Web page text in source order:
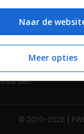
© 2010-2026 |
kunnen uw
deze pagina
toestemming te beheren
instellingen.
Naar de
Meer opties